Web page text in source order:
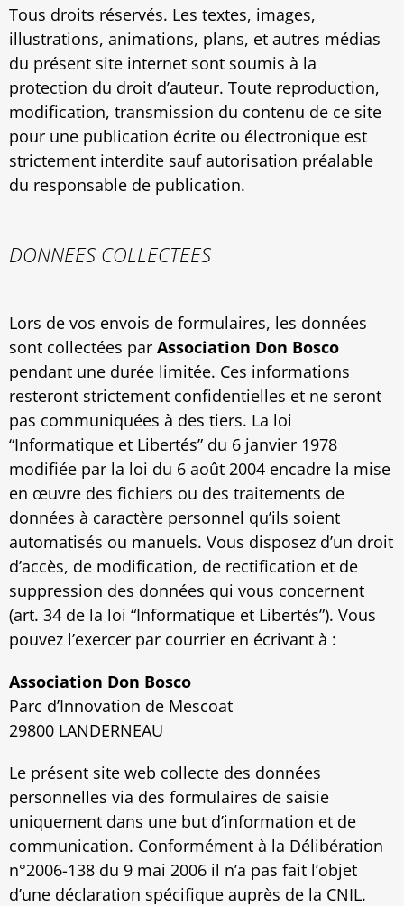
Tous droits réservés. Les textes, images,
illustrations, animations, plans, et autres médias
du présent site internet sont soumis à la
protection du droit d’auteur. Toute reproduction,
modification, transmission du contenu de ce site
pour une publication écrite ou électronique est
strictement interdite sauf autorisation préalable
du responsable de publication.
DONNEES COLLECTEES
Lors de vos envois de formulaires, les données
sont collectées par Association Don Bosco
pendant une durée limitée. Ces informations
resteront strictement confidentielles et ne seront
pas communiquées à des tiers. La loi
“Informatique et Libertés” du 6 janvier 1978
modifiée par la loi du 6 août 2004 encadre la mise
en œuvre des fichiers ou des traitements de
données à caractère personnel qu’ils soient
automatisés ou manuels. Vous disposez d’un droit
d’accès, de modification, de rectification et de
suppression des données qui vous concernent
(art. 34 de la loi “Informatique et Libertés”). Vous
pouvez l’exercer par courrier en écrivant à :
Association Don Bosco
Parc d’Innovation de Mescoat
29800 LANDERNEAU
Le présent site web collecte des données
personnelles via des formulaires de saisie
uniquement dans une but d’information et de
communication. Conformément à la Délibération
n°2006-138 du 9 mai 2006 il n’a pas fait l’objet
d’une déclaration spécifique auprès de la CNIL.